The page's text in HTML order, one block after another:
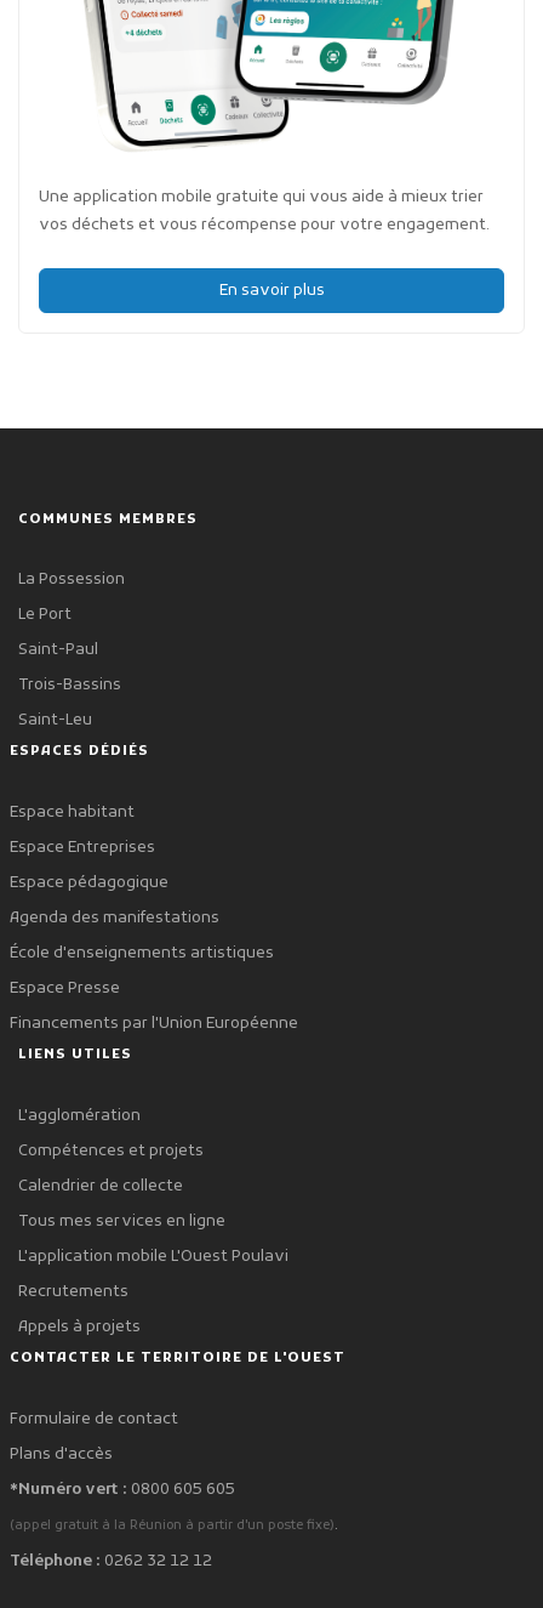
Une application mobile gratuite qui vous aide à mieux trier
vos déchets et vous récompense pour votre engagement.
En savoir plus
COMMUNES MEMBRES
La Possession
Le Port
Saint-Paul
Trois-Bassins
Saint-Leu
ESPACES DÉDIÉS
Espace habitant
Espace Entreprises
Espace pédagogique
Agenda des manifestations
École d'enseignements artistiques
Espace Presse
Financements par l'Union Européenne
LIENS UTILES
L'agglomération
Compétences et projets
Calendrier de collecte
Tous mes services en ligne
L'application mobile L'Ouest Poulavi
Recrutements
Appels à projets
CONTACTER LE TERRITOIRE DE L'OUEST
Formulaire de contact
Plans d'accès
*Numéro vert : 0800 605 605
(appel gratuit à la Réunion à partir d'un poste fixe).
Téléphone : 0262 32 12 12